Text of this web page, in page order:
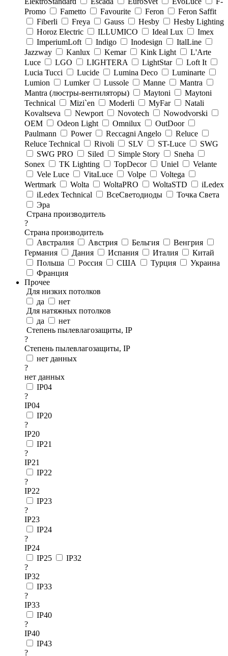
Promo
Fametto Favourite Feron
Feron Saffit
Fiberli
Freya Gauss Hesby
Hesby Lighting
Horoz Electric
ILLUMICO Ideal Lux
Imex
ImperiumLoft
Indigo Inodesign
ItalLine
Jazzway
Kanlux Kemar Kink Light
L'Arte
Luce
LGO LIGHTERA LightStar
Loft It
Lucia Tucci
Lucide Lumina Deco
Luminarte
Lumion
Lumker Lussole Manne
Mantra
Mantra (люстры-вентиляторы)
Maytoni
Maytoni
Technical
Mizi`en Moderli MyFar
Natali
Kovaltseva
Newport Novotech
Nowodvorski
OEM
Odeon Light Omnilux
OutDoor
Paulmann
Power Reccagni Angelo
Reluce
Reluce Technical
Rivoli SLV ST-Luce
SWG
SWG PRO
Siled Simple Story
Sneha
Sonex
TK Lighting TopDecor Uniel
Velante
Vele Luce
VitaLuce Volpe
Voltega
Wertmark
Wolta WoltaPRO WoltaSTD
iLedex
iLedex Technical
ВсеСветодиоды
Точка Света
Эра
Страна производитель
?
Страна производитель
Австралия
Австрия Бельгия
Венгрия
Германия
Дания Испания Италия
Китай
Польша
Россия США Турция
Украина
Франция
Прочее
Для низких потолков
да
нет
Для натяжных потолков
да
нет
Степень пылевлагозащиты, IP
?
Степень пылевлагозащиты, IP
нет данных
?
нет данных
IP04
?
IP04
IP20
?
IP20
IP21
?
IP21
IP22
?
IP22
IP23
?
IP23
IP24
?
IP24
IP25
IP32
?
IP32
IP33
?
IP33
IP40
?
IP40
IP43
?